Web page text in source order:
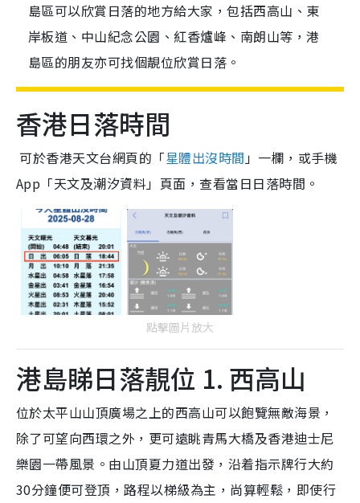
島區可以欣賞日落的地方給大家，包括西高山、東
岸板道、中山紀念公園、紅香爐峰、南朗山等，港
島區的朋友亦可找個靚位欣賞日落。
香港日落時間
可於香港天文台網頁的「星體出沒時間」一欄，或手機
App「天文及潮汐資料」頁面，查看當日日落時間。
點擊圖片放大
港島睇日落靚位 1. 西高山
位於太平山山頂廣場之上的西高山可以飽覽無敵海景，
除了可望向西環之外，更可遠眺青馬大橋及香港迪士尼
樂園一帶風景。由山頂夏力道出發，沿着指示牌行大約
30分鐘便可登頂，路程以梯級為主，尚算輕鬆，即使行